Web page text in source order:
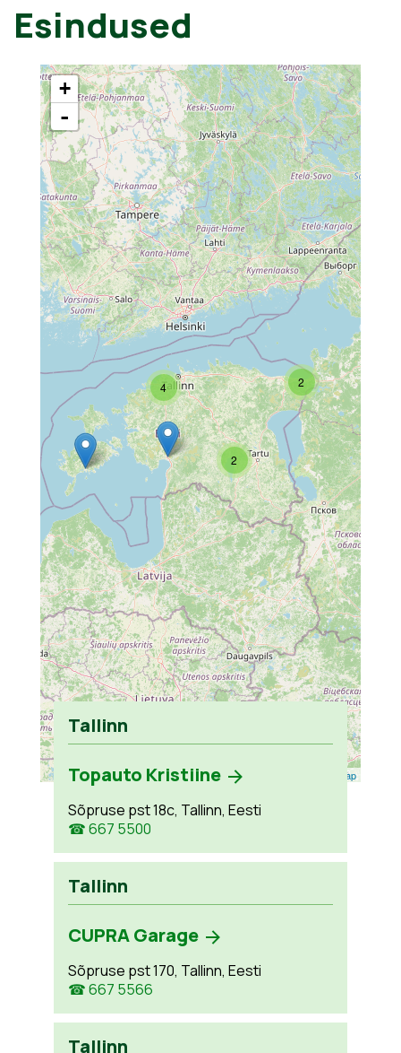
Esindused
2
2
4
+
-
Leaflet OpenStreetMap
Tallinn
Topauto Kristiine
Sõpruse pst 18c, Tallinn, Eesti
☎ 667 5500
Tallinn
CUPRA Garage
Sõpruse pst 170, Tallinn, Eesti
☎ 667 5566
Tallinn